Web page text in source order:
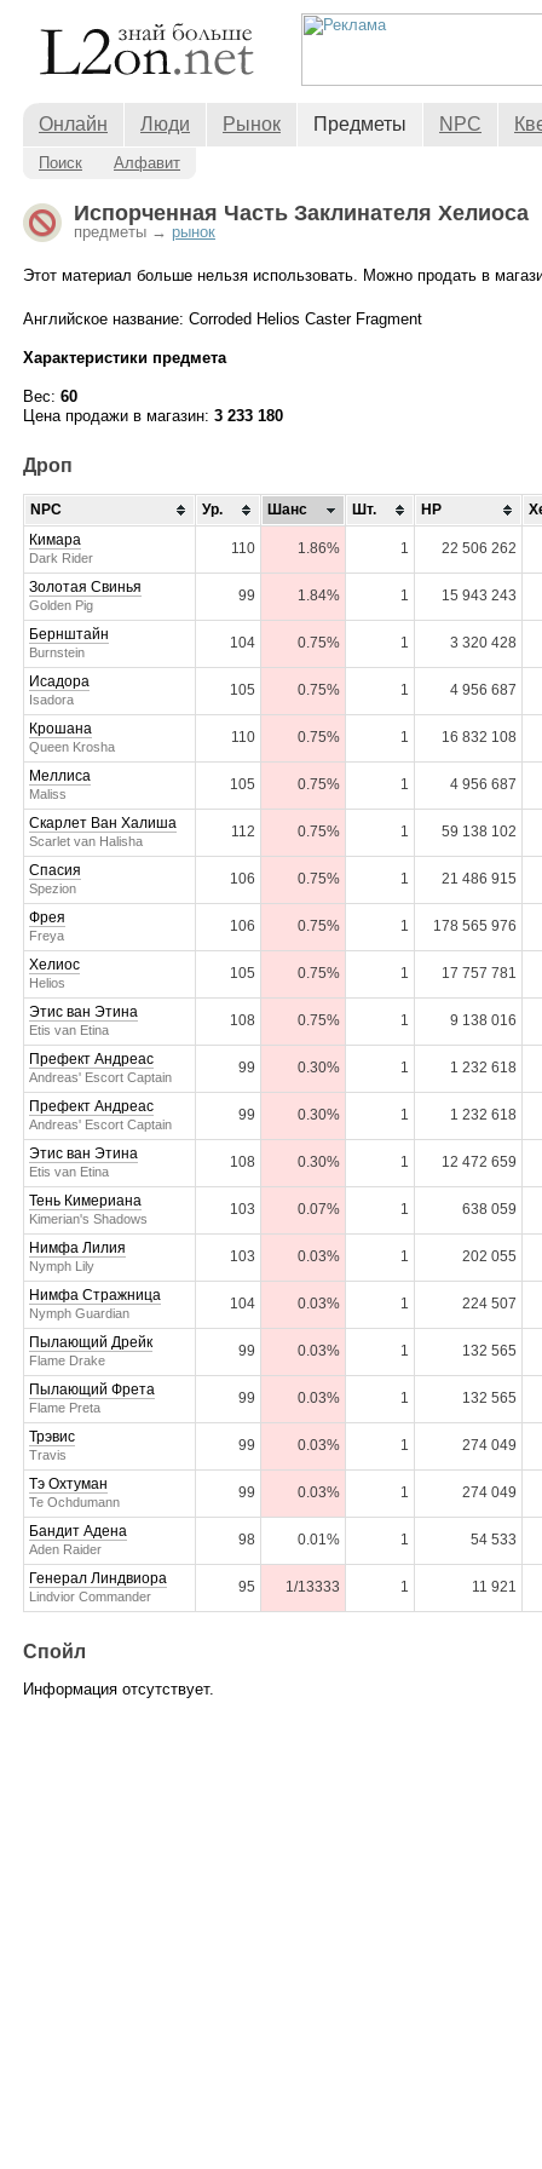
Онлайн Люди Рынок Предметы NPC
Поиск Алфавит
Испорченная Часть Заклинателя Хелиоса
предметы → рынок
Этот материал больше нельзя использовать. Можно продать в
Английское название: Corroded Helios Caster Fragment
Характеристики предмета
Вес: 60
Цена продажи в магазин: 3 233 180
Дроп
NPC Ур. Шанс Шт. HP
Кимара
Dark Rider
110 1.86% 1 22 506 262
Золотая Свинья
Golden Pig
99 1.84% 1 15 943 243
Бернштайн
Burnstein
104 0.75% 1 3 320 428
Исадора
Isadora
105 0.75% 1 4 956 687
Крошана
Queen Krosha
110 0.75% 1 16 832 108
Меллиса
Maliss
105 0.75% 1 4 956 687
Скарлет Ван Халиша
Scarlet van Halisha
112 0.75% 1 59 138 102
Спасия
Spezion
106 0.75% 1 21 486 915
Фрея
Freya
106 0.75% 1 178 565 976
Хелиос
Helios
105 0.75% 1 17 757 781
Этис ван Этина
Etis van Etina
108 0.75% 1 9 138 016
Префект Андреас
Andreas' Escort Captain
99 0.30% 1 1 232 618
Префект Андреас
Andreas' Escort Captain
99 0.30% 1 1 232 618
Этис ван Этина
Etis van Etina
108 0.30% 1 12 472 659
Тень Кимериана
Kimerian's Shadows
103 0.07% 1 638 059
Нимфа Лилия
Nymph Lily
103 0.03% 1 202 055
Нимфа Стражница
Nymph Guardian
104 0.03% 1 224 507
Пылающий Дрейк
Flame Drake
99 0.03% 1 132 565
Пылающий Фрета
Flame Preta
99 0.03% 1 132 565
Трэвис
Travis
99 0.03% 1 274 049
Тэ Охтуман
Te Ochdumann
99 0.03% 1 274 049
Бандит Адена
Aden Raider
98 0.01% 1 54 533
Генерал Линдвиора
Lindvior Commander
95 1/13333 1 11 921
Спойл
Информация отсутствует.